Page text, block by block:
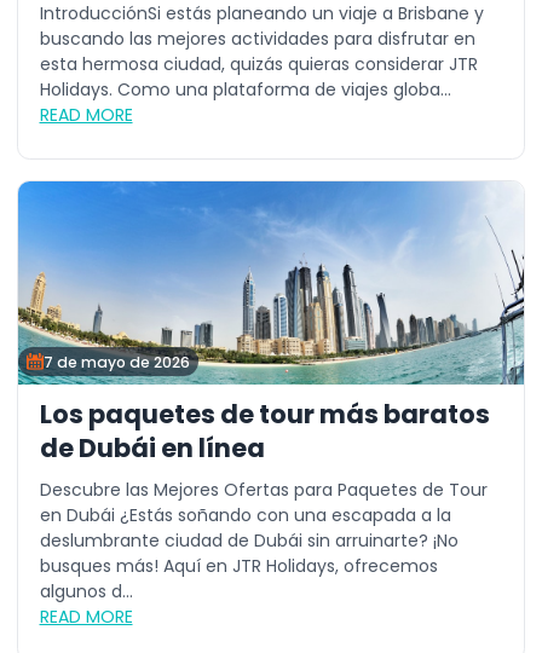
IntroducciónSi estás planeando un viaje a Brisbane y
buscando las mejores actividades para disfrutar en
esta hermosa ciudad, quizás quieras considerar JTR
Holidays. Como una plataforma de viajes globa...
READ MORE
7 de mayo de 2026
Los paquetes de tour más baratos
de Dubái en línea
Descubre las Mejores Ofertas para Paquetes de Tour
en Dubái ¿Estás soñando con una escapada a la
deslumbrante ciudad de Dubái sin arruinarte? ¡No
busques más! Aquí en JTR Holidays, ofrecemos
algunos d...
READ MORE